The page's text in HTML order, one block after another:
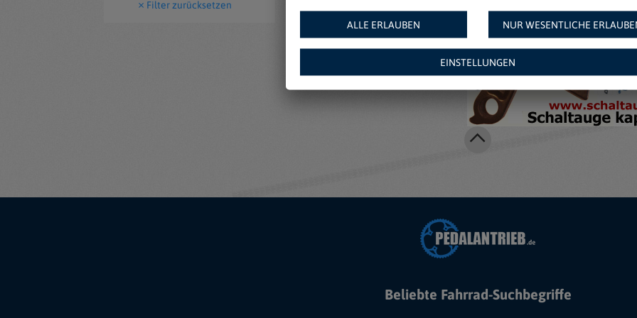
Filter zurücksetzen
Beliebte Fahrrad-Suchbegriffe
ALLE ERLAUBEN NUR WESENTLICHE
EINSTELLUNGEN